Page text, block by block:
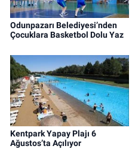
Odunpazarı Belediyesi’nden
Çocuklara Basketbol Dolu Yaz
Kentpark Yapay Plajı 6
Ağustos’ta Açılıyor